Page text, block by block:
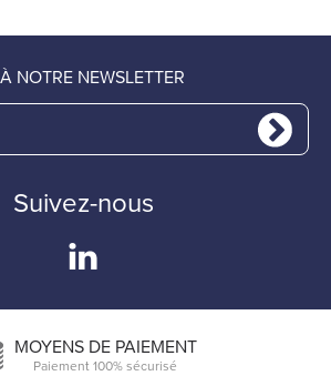
NOTRE NEWSLETTER
Suivez-nous
MOYENS DE PAIEMENT
Paiement 100% sécurisé